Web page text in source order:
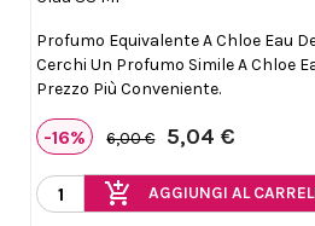
Profumo Equivalente A Chloe Eau
Cerchi Un Profumo Simile A Chloe
Prezzo Più Conveniente.
-16% 6,00 € 5,04 €
add_shopping_cart AGGIUNGI AL